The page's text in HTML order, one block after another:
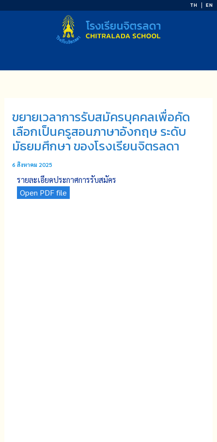
TH EN
ขยายเวลาการรับสมัครบุคคลเพื่อคัด
เลือกเป็นครูสอนภาษาอังกฤษ ระดับ
มัธยมศึกษา ของโรงเรียนจิตรลดา
6 สิงหาคม 2025
รายละเอียดประกาศการรับสมัคร
Open PDF file